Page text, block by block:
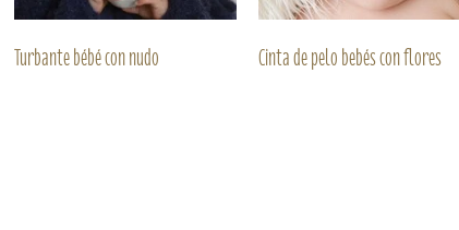
Turbante bébé con nudo Cinta de pelo bebés con flores